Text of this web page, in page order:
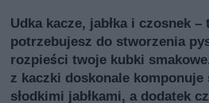
Udka kacze, jabłka i czosnek
potrzebujesz do stworzenia
rozpieści twoje kubki
z kaczki doskonale
słodkimi jabłkami, a dodatek